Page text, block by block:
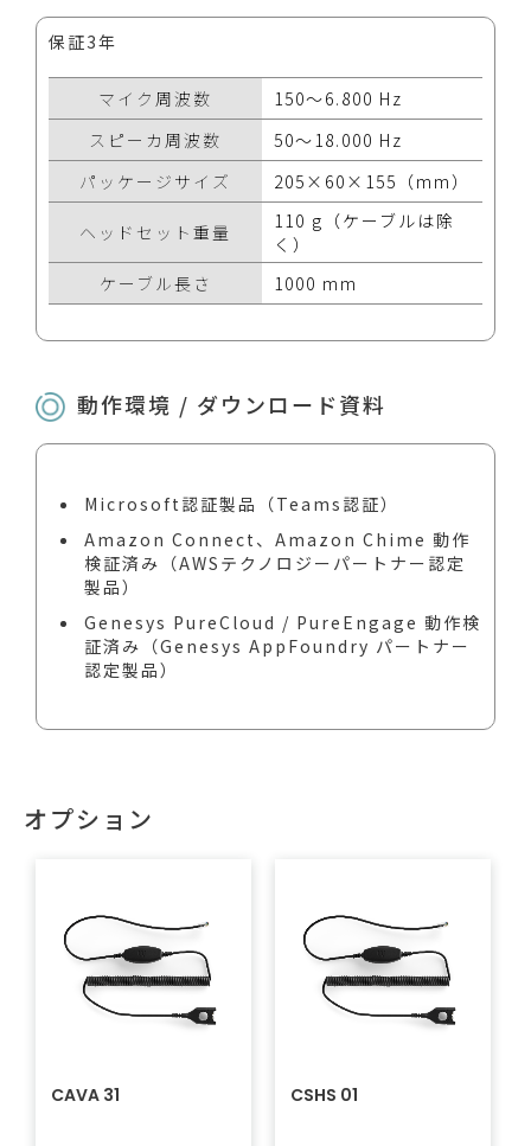
保証3年
マイク周波数
150～6.800 Hz
スピーカ周波数
50～18.000 Hz
パッケージサイズ
205×60×155（mm）
ヘッドセット重量
110 g（ケーブルは除
く）
ケーブル長さ
1000 mm
動作環境 / ダウンロード資料
Microsoft認証製品（Teams認証）
Amazon Connect、Amazon Chime 動作
検証済み（AWSテクノロジーパートナー認定
製品）
Genesys PureCloud / PureEngage 動作検
証済み（Genesys AppFoundry パートナー
認定製品）
オプション
CAVA 31 CSHS 01